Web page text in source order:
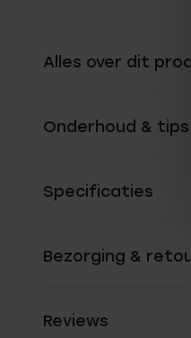
Alles over dit
Onderhoud & tips
Specificaties
Bezorging &
Reviews